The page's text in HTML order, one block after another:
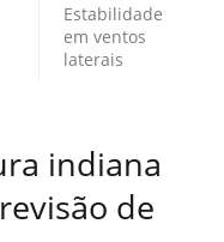
Estabilidade
em ventos
laterais
indiana
de